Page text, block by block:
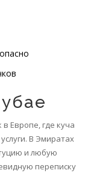
Европе, где куча
В Эмиратах
и любую
переписку